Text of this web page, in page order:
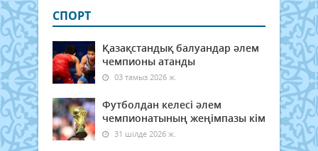
СПОРТ
Қазақстандық балуандар әлем
чемпионы атанды
03 тамыз 2026 ж.
Футболдан келесі әлем
чемпионатының жеңімпазы кім
31 шілде 2026 ж.